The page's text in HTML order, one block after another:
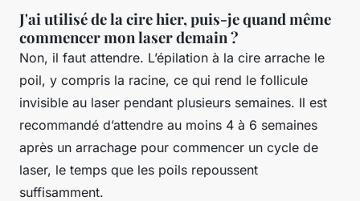
J'ai utilisé de la cire hier, puis-je quand même
commencer mon laser demain ?
Non, il faut attendre. L’épilation à la cire arrache le
poil, y compris la racine, ce qui rend le follicule
invisible au laser pendant plusieurs semaines. Il est
recommandé d’attendre au moins 4 à 6 semaines
après un arrachage pour commencer un cycle de
laser, le temps que les poils repoussent
suffisamment.